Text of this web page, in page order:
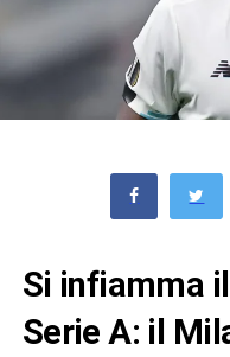
Si infiamma
Serie A: il